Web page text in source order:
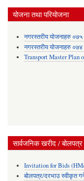
योजना तथा परियोजना
नगरस्तरीय योजनाहरु
नगरस्तरीय योजनाहरु
Transport Master
सार्वजनिक खरीद /
Invitation for Bids
बोलपत्र/दरभाउ स्वीकृत